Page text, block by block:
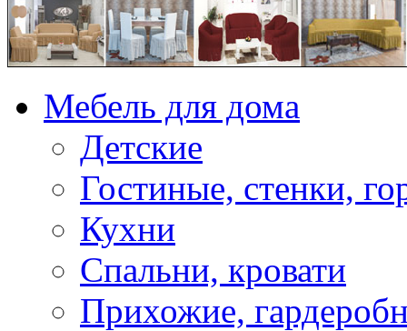
Мебель для дома
Детские
Гостиные, стенки,
Кухни
Спальни, кровати
Прихожие,